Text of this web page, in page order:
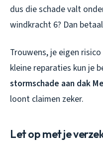
dus die schade valt
windkracht 6? Dan
Trouwens, je eigen
kleine reparaties kun je
stormschade aan dak
loont claimen zeker.
Let op met je